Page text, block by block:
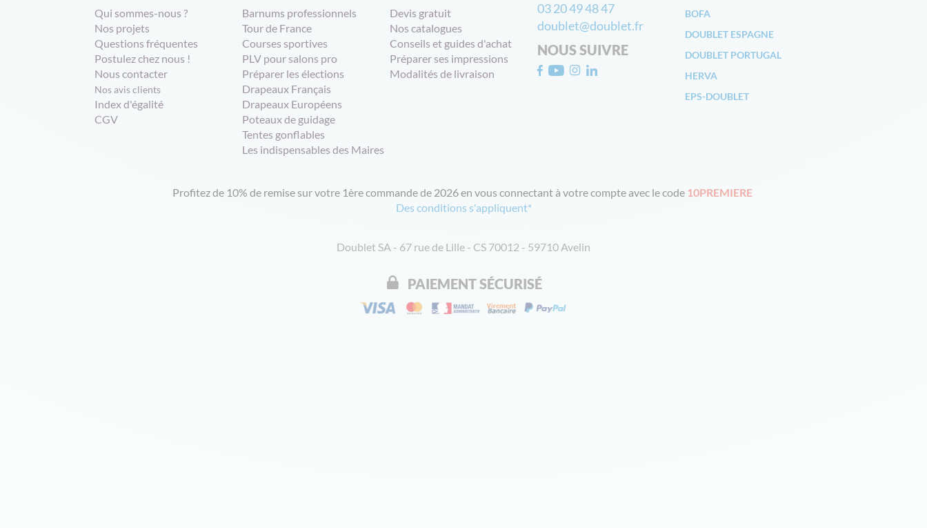
Qui sommes-nous ?
Nos projets
Questions fréquentes
Postulez chez nous !
Nous contacter
Nos avis clients
Index d'égalité
CGV
Barnums professionnels
Tour de France
Courses sportives
PLV pour salons pro
Préparer les élections
Drapeaux Français
Drapeaux Européens
Poteaux de guidage
Tentes gonflables
Les indispensables des Maires
Devis gratuit
Nos catalogues
Conseils et guides d'achat
Préparer ses impressions
Modalités de livraison
03 20 49 48 47
doublet@doublet.fr
NOUS SUIVRE
BOFA
DOUBLET ESPAGNE
DOUBLET PORTUGAL
HERVA
EPS-DOUBLET
Profitez de 10% de remise sur votre 1ère commande de 2026 en vous connectant à votre compte avec le code 10PREMIERE
Des conditions s'appliquent*
Doublet SA - 67 rue de Lille - CS 70012 - 59710 Avelin
PAIEMENT SÉCURISÉ